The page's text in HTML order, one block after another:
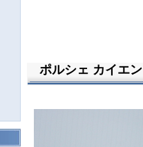
ポルシェ カイエ